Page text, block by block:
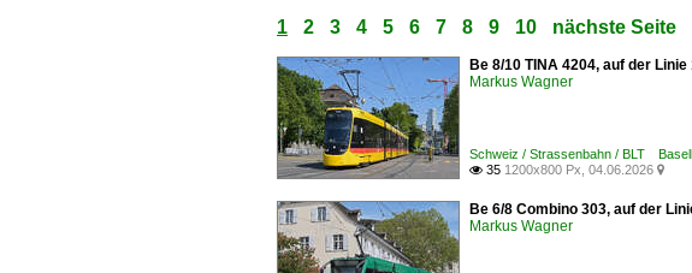
1 2 3 4 5 6 7 8 9 10 nächste Seite
Be 8/10 TINA 4204, auf der
Markus Wagner
Schweiz / Strassenbahn / BLT
 35 1200x800 Px, 04.06.2026 
Be 6/8 Combino 303, auf der
Markus Wagner